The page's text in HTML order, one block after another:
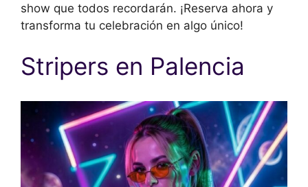
show que todos recordarán. ¡Reserva ahora y
transforma tu celebración en algo único!
Stripers en Palencia